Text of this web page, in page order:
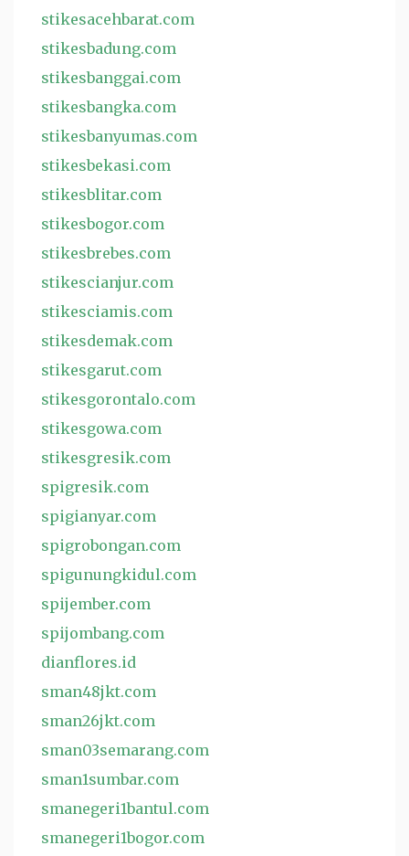
stikesacehbarat.com
stikesbadung.com
stikesbanggai.com
stikesbangka.com
stikesbanyumas.com
stikesbekasi.com
stikesblitar.com
stikesbogor.com
stikesbrebes.com
stikescianjur.com
stikesciamis.com
stikesdemak.com
stikesgarut.com
stikesgorontalo.com
stikesgowa.com
stikesgresik.com
spigresik.com
spigianyar.com
spigrobongan.com
spigunungkidul.com
spijember.com
spijombang.com
dianflores.id
sman48jkt.com
sman26jkt.com
sman03semarang.com
sman1sumbar.com
smanegeri1bantul.com
smanegeri1bogor.com